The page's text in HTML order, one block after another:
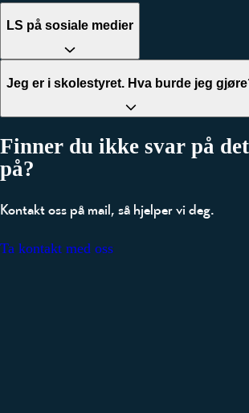
LS på sosiale medier
Jeg er i skolestyret. Hva burde jeg
Finner du ikke svar på
på?
Kontakt oss på mail, så hjelper vi deg.
Ta kontakt med oss